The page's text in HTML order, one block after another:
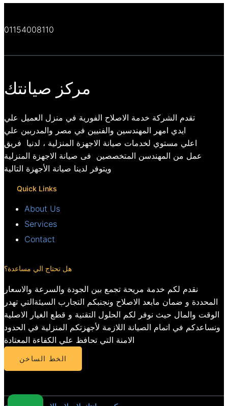
01154008110
مركز صيانتك
تقدم الشركة خدمة الاصلاح الفورية في منزل العميل علي
ايدي امهر المهندسين والفنيين في مصر والمدربين علي
اعلي مستوي لخدمات صيانة الاجهزة المنزلية ، لدنيا فريق
عمل من المهندسن المتخصصين فى صيانة الاجهزة المنزلية
ويتوفر لدينا صيانة الأجهزة التالية
Quick Links
About Us
Services
Contact
هل تحتاج الي مساعدة؟
نقدم لكم خدمة مريحة تجمع بين الجودة والسرعة والاسعار
المحددة و ضمان مابعد الاصلاح ونجنبكم التجارب السيئةالتي تهدر
الوقت والمال حيث نوفر لكم الحلول التقنية و قطع الغيار الاصلية
ونساعدكم في اتمام الصيانة اللازمة لأجهزتكم المنزلية في الحدود
الامنة التي تحافظ علي الكفاءة المعتادة
الخط الساخن